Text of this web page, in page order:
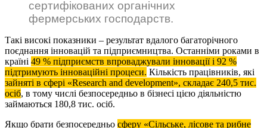
сертифікованих органічних
фермерських господарств.
Такі високі показники – результат вдалого багаторічного
поєднання інновацій та підприємництва. Останніми роками в
країні 49 % підприємств впроваджували інновації і 92 %
підтримують інноваційні процеси. Кількість працівників, які
зайняті в сфері «Research and development», складає 240,5 тис.
осіб, в тому числі безпосередньо в бізнесі цією діяльністю
займаються 180,8 тис. осіб.
Якщо брати безпосередньо сферу «Сільське, лісове та рибне